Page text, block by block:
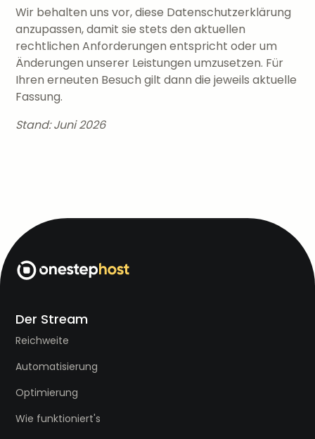
Wir behalten uns vor, diese Datenschutzerklärung
anzupassen, damit sie stets den aktuellen
rechtlichen Anforderungen entspricht oder um
Änderungen unserer Leistungen umzusetzen. Für
Ihren erneuten Besuch gilt dann die jeweils aktuelle
Fassung.
Stand: Juni 2026
Der Stream
Reichweite
Automatisierung
Optimierung
Wie funktioniert's